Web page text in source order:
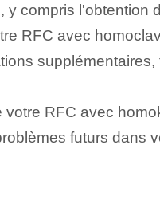
y compris l'obtention
RFC avec
supplémentaires,
RFC avec
futurs dans